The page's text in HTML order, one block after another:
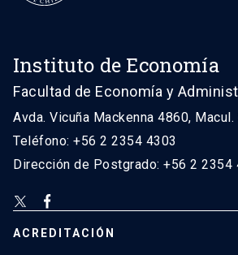
Instituto de Economía
Facultad de Economía y
Avda. Vicuña Mackenna 4860,
Teléfono: +56 2 2354 4303
Dirección de Postgrado: +56 2 2354
ACREDITACIÓN